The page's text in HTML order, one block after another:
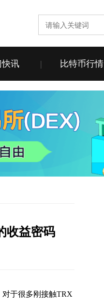
快讯 | 比特币行情
收益密码
于很多刚接触TRX